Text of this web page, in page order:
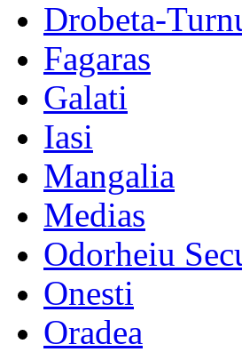
Drobeta-
Fagaras
Galati
Iasi
Mangalia
Medias
Odorheiu
Onesti
Oradea